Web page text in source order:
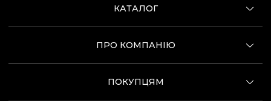
КАТАЛОГ
ПРО КОМПАНІЮ
ПОКУПЦЯМ